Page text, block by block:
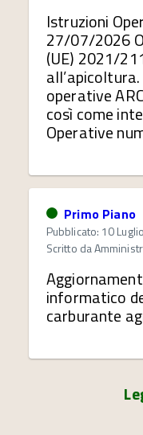
Istruzioni
27/07/2026
(UE) 2021/
operative
così come
Operative
Primo Piano
Pubblicato: 10
Scritto da
informatico
carburante